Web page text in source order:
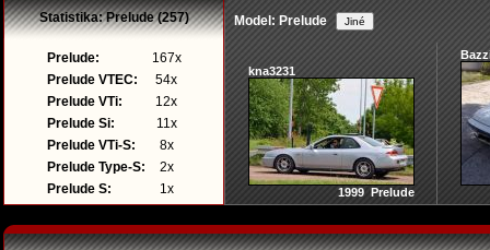
Statistika: Prelude (257) Model: Prelude
Prelude:
167x
Prelude VTEC:
54x
Prelude VTi:
12x
Prelude Si:
11x
Prelude VTi-S:
8x
Prelude Type-S:
2x
Prelude S:
1x
kna3231
1999 Prelude